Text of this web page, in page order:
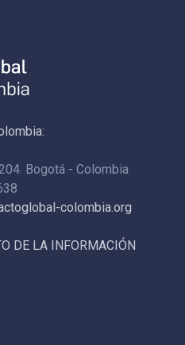
Bogotá - Colombia
colombia.org
DE LA INFORMACIÓN